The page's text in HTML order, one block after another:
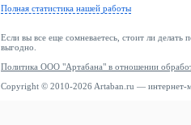
Полная статистика нашей работы
Если вы все еще сомневаетесь, стоит ли делать
выгодно.
Политика ООО "Артабана" в отношении
Copyright © 2010-2026 Artaban.ru — интернет-